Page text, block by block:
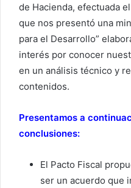
de Hacienda, efectuada
que nos presentó una
para el Desarrollo”
interés por conocer
en un análisis técnico y
contenidos.
Presentamos a
conclusiones:
El Pacto Fiscal
ser un acuerdo que